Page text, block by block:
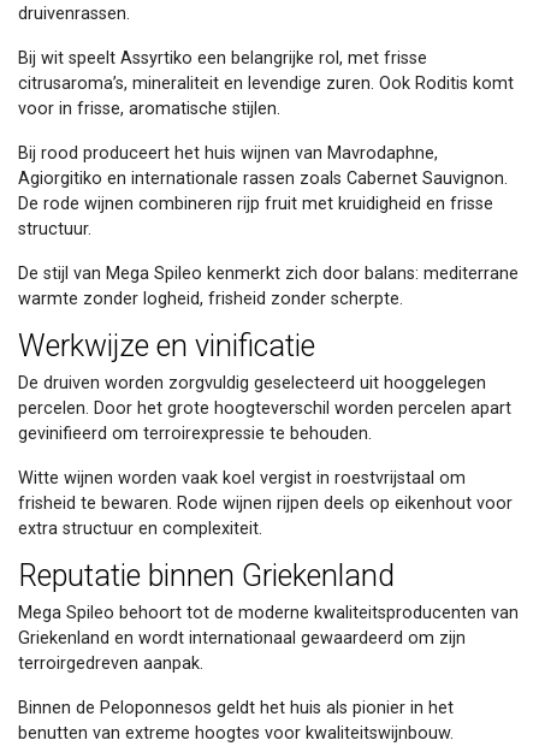
druivenrassen.
Bij wit speelt Assyrtiko een belangrijke rol, met frisse
citrusaroma’s, mineraliteit en levendige zuren. Ook Roditis komt
voor in frisse, aromatische stijlen.
Bij rood produceert het huis wijnen van Mavrodaphne,
Agiorgitiko en internationale rassen zoals Cabernet Sauvignon.
De rode wijnen combineren rijp fruit met kruidigheid en frisse
structuur.
De stijl van Mega Spileo kenmerkt zich door balans: mediterrane
warmte zonder logheid, frisheid zonder scherpte.
Werkwijze en vinificatie
De druiven worden zorgvuldig geselecteerd uit hooggelegen
percelen. Door het grote hoogteverschil worden percelen apart
gevinifieerd om terroirexpressie te behouden.
Witte wijnen worden vaak koel vergist in roestvrijstaal om
frisheid te bewaren. Rode wijnen rijpen deels op eikenhout voor
extra structuur en complexiteit.
Reputatie binnen Griekenland
Mega Spileo behoort tot de moderne kwaliteitsproducenten van
Griekenland en wordt internationaal gewaardeerd om zijn
terroirgedreven aanpak.
Binnen de Peloponnesos geldt het huis als pionier in het
benutten van extreme hoogtes voor kwaliteitswijnbouw.